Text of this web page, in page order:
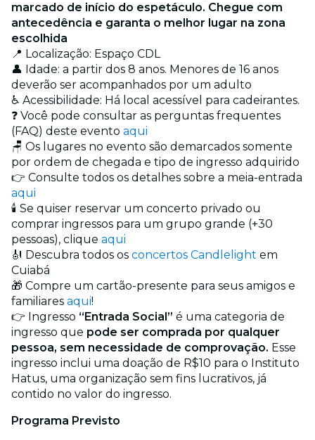
marcado de início do espetáculo. Chegue com
antecedência e garanta o melhor lugar na zona
escolhida
📍 Localização: Espaço CDL
👤 Idade: a partir dos 8 anos. Menores de 16 anos
deverão ser acompanhados por um adulto
♿ Acessibilidade: Há local acessível para cadeirantes.
❓ Você pode consultar as perguntas frequentes
(FAQ) deste evento aqui
🪑 Os lugares no evento são demarcados somente
por ordem de chegada e tipo de ingresso adquirido
👉 Consulte todos os detalhes sobre a meia-entrada
aqui
🕯️ Se quiser reservar um concerto privado ou
comprar ingressos para um grupo grande (+30
pessoas), clique aqui
🎻 Descubra todos os concertos Candlelight em
Cuiabá
🎁 Compre um cartão-presente para seus amigos e
familiares aqui!
👉 Ingresso “Entrada Social” é uma categoria de
ingresso que pode ser comprada por qualquer
pessoa, sem necessidade de comprovação. Esse
ingresso inclui uma doação de R$10 para o Instituto
Hatus, uma organização sem fins lucrativos, já
contido no valor do ingresso.
Programa Previsto